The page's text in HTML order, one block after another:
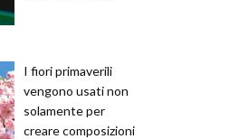
I fiori primaverili
vengono usati non
solamente per
creare composizioni